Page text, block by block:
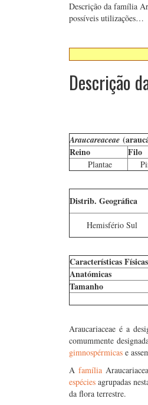
Descrição da família
possíveis utilizações…
Descrição
Araucareaceae
Reino
Filo
Plantae
Distrib. Geográfica
Hemisfério Sul
Características Físicas
Anatómicas
Tamanho
Araucariaceae é a
comummente
gimnospérmicas e
A família
espécies agrupadas
da flora terrestre.